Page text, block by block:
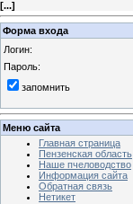
[...]
Форма входа
Логин:
Пароль:
запомнить
Меню сайта
Главная страница
Пензенская область
Наше пчеловодство
Информация сайта
Обратная связь
Нетикет